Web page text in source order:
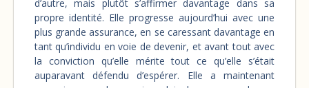
d’autre, mais plutôt s’affirmer davantage dans sa
propre identité. Elle progresse aujourd’hui avec une
plus grande assurance, en se caressant davantage en
tant qu’individu en voie de devenir, et avant tout avec
la conviction qu’elle mérite tout ce qu’elle s’était
auparavant défendu d’espérer. Elle a maintenant